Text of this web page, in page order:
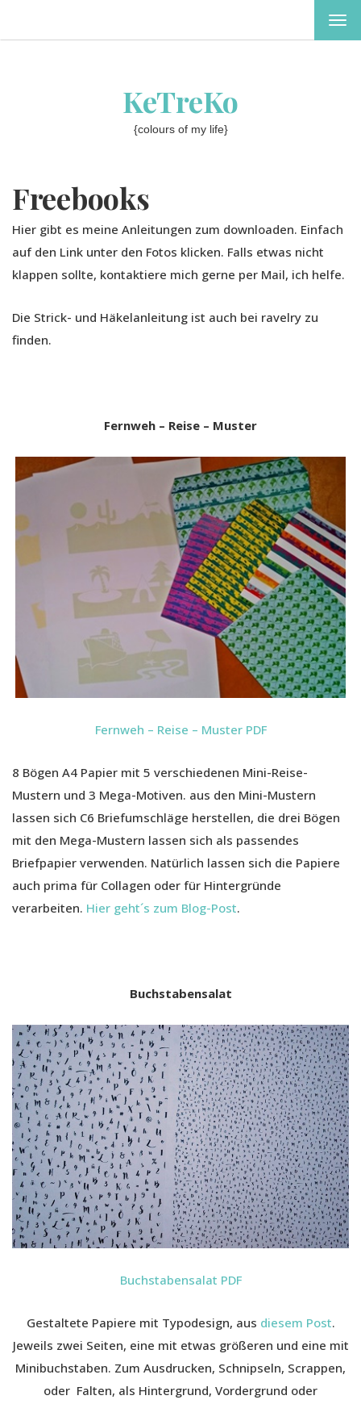
KeTreKo
{colours of my life}
Freebooks
Hier gibt es meine Anleitungen zum downloaden. Einfach
auf den Link unter den Fotos klicken. Falls etwas nicht
klappen sollte, kontaktiere mich gerne per Mail, ich helfe.
Die Strick- und Häkelanleitung ist auch bei ravelry zu
finden.
Fernweh – Reise – Muster
Fernweh – Reise – Muster PDF
8 Bögen A4 Papier mit 5 verschiedenen Mini-Reise-
Mustern und 3 Mega-Motiven. aus den Mini-Mustern
lassen sich C6 Briefumschläge herstellen, die drei Bögen
mit den Mega-Mustern lassen sich als passendes
Briefpapier verwenden. Natürlich lassen sich die Papiere
auch prima für Collagen oder für Hintergründe
verarbeiten. Hier geht´s zum Blog-Post.
Buchstabensalat
Buchstabensalat PDF
Gestaltete Papiere mit Typodesign, aus diesem Post.
Jeweils zwei Seiten, eine mit etwas größeren und eine mit
Minibuchstaben. Zum Ausdrucken, Schnipseln, Scrappen,
oder Falten, als Hintergrund, Vordergrund oder